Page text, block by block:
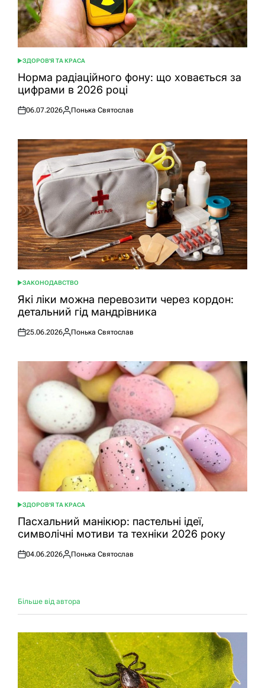
ОПУБЛІКУВАТИ
У
ЗДОРОВ'Я ТА КРАСА
Норма радіаційного фону: що ховається за
цифрами в 2026 році
Оприлюднено
06.07.2026
Опубліковано
Понька Святослав
ОПУБЛІКУВАТИ
У
ЗАКОНОДАВСТВО
Які ліки можна перевозити через кордон:
детальний гід мандрівника
Оприлюднено
25.06.2026
Опубліковано
Понька Святослав
ОПУБЛІКУВАТИ
У
ЗДОРОВ'Я ТА КРАСА
Пасхальний манікюр: пастельні ідеї,
символічні мотиви та техніки 2026 року
Оприлюднено
04.06.2026
Опубліковано
Понька Святослав
Більше від автора